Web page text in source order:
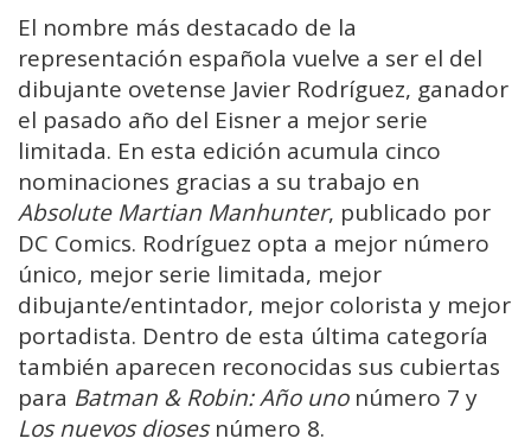
El nombre más destacado de la
representación española vuelve a ser el del
dibujante ovetense Javier Rodríguez, ganador
el pasado año del Eisner a mejor serie
limitada. En esta edición acumula cinco
nominaciones gracias a su trabajo en
Absolute Martian Manhunter, publicado por
DC Comics. Rodríguez opta a mejor número
único, mejor serie limitada, mejor
dibujante/entintador, mejor colorista y mejor
portadista. Dentro de esta última categoría
también aparecen reconocidas sus cubiertas
para Batman & Robin: Año unonúmero 7 y
Los nuevos diosesnúmero 8.